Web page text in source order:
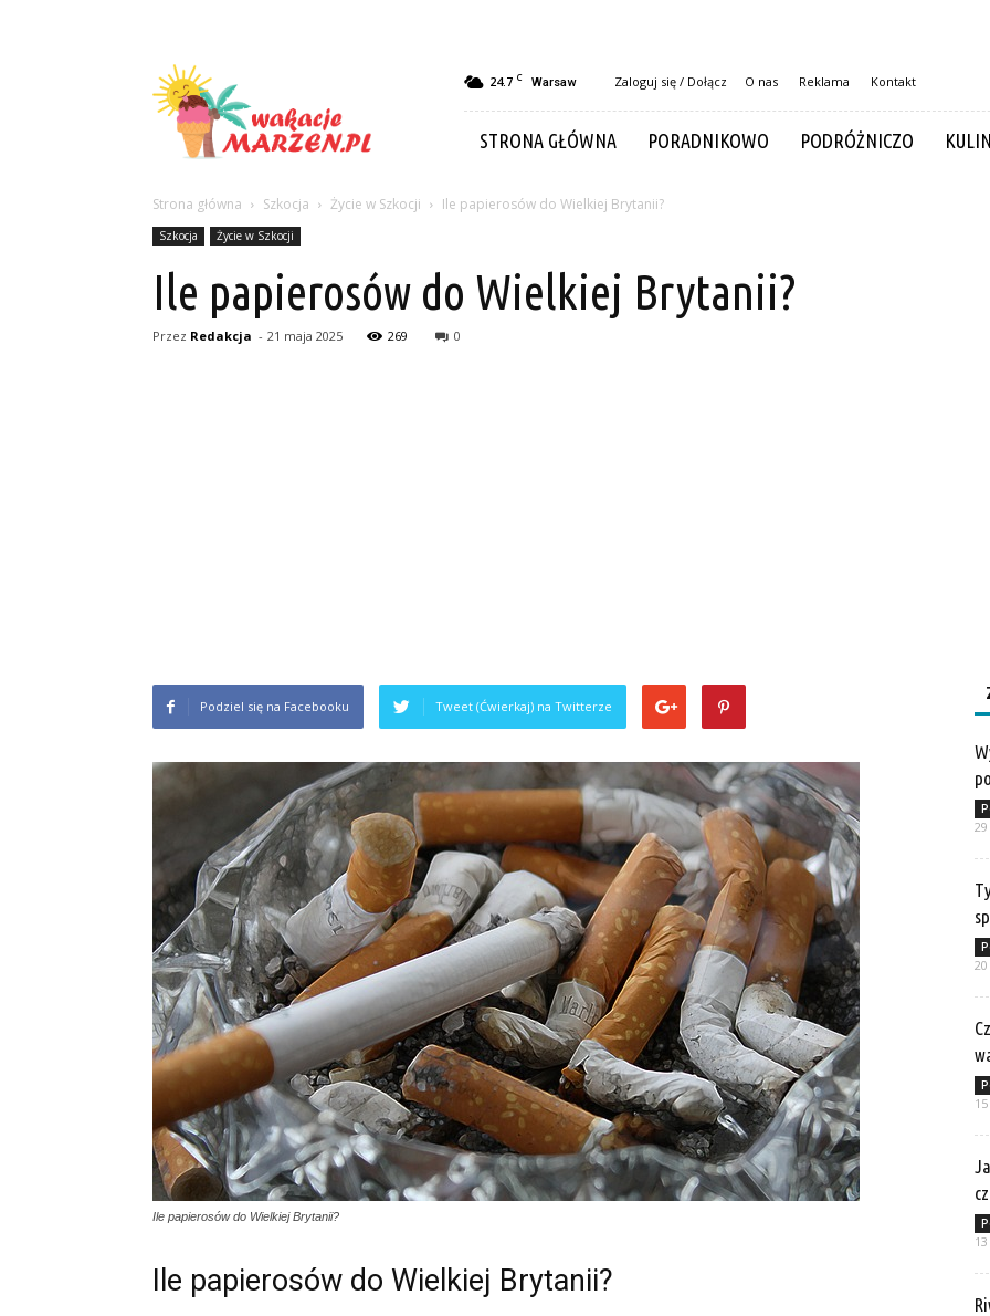
Wakacje-
marzen.pl
24.7 C Warsaw Zaloguj się / Dołącz O nas Reklama Kontakt
STRONA GŁÓWNA PORADNIKOWO PODRÓŻNICZO
Strona główna Szkocja Życie w Szkocji Ile papierosów do Wielkiej Brytanii?
Szkocja Życie w Szkocji
Ile papierosów do Wielkiej Brytanii?
Przez Redakcja - 21 maja 2025 269 0
Podziel się na Facebooku Tweet (Ćwierkaj) na Twitterze
Ile papierosów do Wielkiej Brytanii?
Ile papierosów do Wielkiej Brytanii?